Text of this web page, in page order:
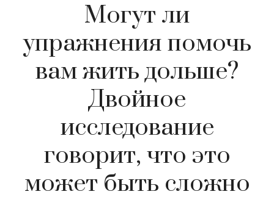
Могут ли
упражнения помочь
вам жить дольше?
Двойное
исследование
говорит, что это
может быть сложно